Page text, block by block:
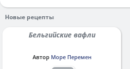
Новые рецепты
Бельгийские вафли
Автор Море Перемен